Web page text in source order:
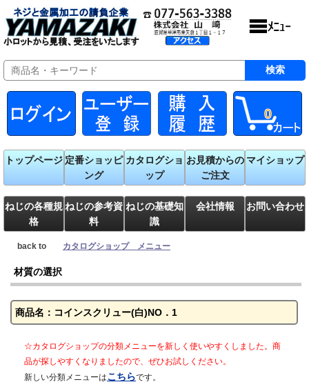
0
トップページ 定番ショッピ
ング
カタログショ
ップ
お見積からの
ご注文
マイショップ
ねじの各種規
格
ねじの参考資
料
ねじの基礎知
識
会社情報 お問い合わせ
back to カタログショップ メニュー
材質の選択
商品名：コインスクリュー(白)NO．1
☆カタログショップの分類メニューを新しく使いやすくしました。商
品が探しやすくなりましたので、ぜひお試しください。
新しい分類メニューはこちらです。